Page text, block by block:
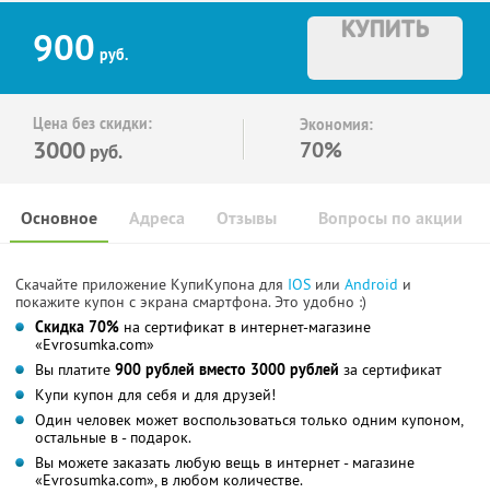
900 руб.
КУПИТЬ
Цена без скидки:
3000 руб.
Экономия:
70%
Основное Отзывы Вопросы по акции
Адреса
Скачайте приложение КупиКупона для IOS или Android и
покажите купон с экрана смартфона. Это удобно :)
Скидка 70% на сертификат в интернет-магазине
«Evrosumka.com»
Вы платите 900 рублей вместо 3000 рублей за сертификат
Купи купон для себя и для друзей!
Один человек может воспользоваться только одним купоном,
остальные в - подарок.
Вы можете заказать любую вещь в интернет - магазине
«Evrosumka.com», в любом количестве.